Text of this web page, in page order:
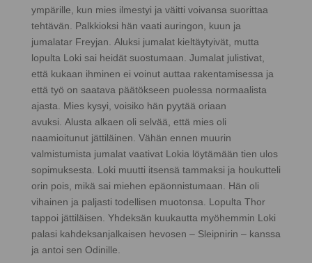
ympärille, kun mies ilmestyi ja väitti voivansa suorittaa
tehtävän. Palkkioksi hän vaati auringon, kuun ja
jumalatar Freyjan. Aluksi jumalat kieltäytyivät, mutta
lopulta Loki sai heidät suostumaan. Jumalat julistivat,
että kukaan ihminen ei voinut auttaa rakentamisessa ja
että työ on saatava päätökseen puolessa normaalista
ajasta. Mies kysyi, voisiko hän pyytää oriaan
avuksi. Alusta alkaen oli selvää, että mies oli
naamioitunut jättiläinen. Vähän ennen muurin
valmistumista jumalat vaativat Lokia löytämään tien ulos
sopimuksesta. Loki muutti itsensä tammaksi ja houkutteli
orin pois, mikä sai miehen epäonnistumaan. Hän oli
vihainen ja paljasti todellisen muotonsa. Lopulta Thor
tappoi jättiläisen. Yhdeksän kuukautta myöhemmin Loki
palasi kahdeksanjalkaisen hevosen – Sleipnirin – kanssa
ja antoi sen Odinille.